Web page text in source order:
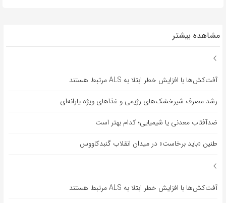
مشاهده بیشتر
آفت‌کش‌ها با افزایش خطر ابتلا به ALS مرتبط هستند
رشد مصرف شیرخشک‌های رژیمی و غذاهای ویژه یارانه‌ای
ضدآفتاب‌ معدنی یا شیمیایی؛ کدام بهتر است
طنین «باید برخاست» در میدان انقلاب گنبدکاووس
آفت‌کش‌ها با افزایش خطر ابتلا به ALS مرتبط هستند